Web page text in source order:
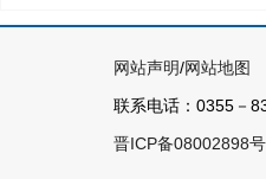
网站声明/网站地图
联系电话：0355－
晋ICP备08002898号